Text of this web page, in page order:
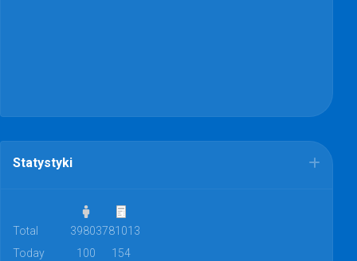
Statystyki
Total 39803781013
Today
100
154